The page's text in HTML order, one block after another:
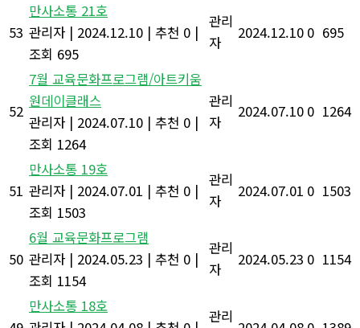
53
만사소통 21호
관리자 | 2024.12.10 | 추천 0 |
조회 695
관리
자
2024.12.10 0 695
52
7월 교육문화프로그램/아트키움
원데이클래스
관리자 | 2024.07.10 | 추천 0 |
조회 1264
관리
자
2024.07.10 0 1264
51
만사소통 19호
관리자 | 2024.07.01 | 추천 0 |
조회 1503
관리
자
2024.07.01 0 1503
50
6월 교육문화프로그램
관리자 | 2024.05.23 | 추천 0 |
조회 1154
관리
자
2024.05.23 0 1154
만사소통 18호
관리